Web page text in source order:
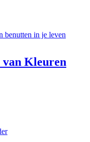
van Kleuren